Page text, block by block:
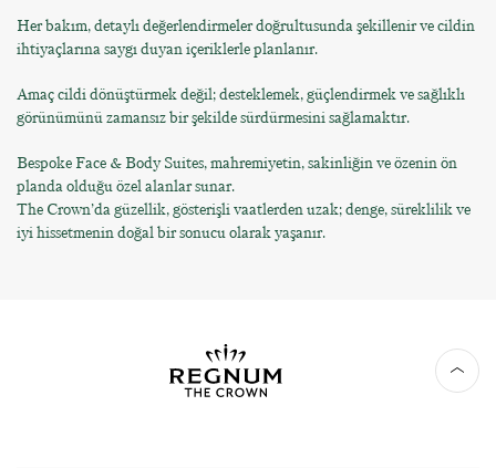
Her bakım, detaylı değerlendirmeler doğrultusunda şekillenir ve cildin
ihtiyaçlarına saygı duyan içeriklerle planlanır.
Amaç cildi dönüştürmek değil; desteklemek, güçlendirmek ve sağlıklı
görünümünü zamansız bir şekilde sürdürmesini sağlamaktır.
Bespoke Face & Body Suites, mahremiyetin, sakinliğin ve özenin ön
planda olduğu özel alanlar sunar.
The Crown’da güzellik, gösterişli vaatlerden uzak; denge, süreklilik ve
iyi hissetmenin doğal bir sonucu olarak yaşanır.